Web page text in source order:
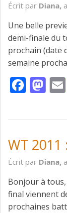
Écrit par Diana,
Une belle
demi-finale du
prochain (date
semaine
WT
Écrit par Diana,
Bonjour à
final viennent
prochaines